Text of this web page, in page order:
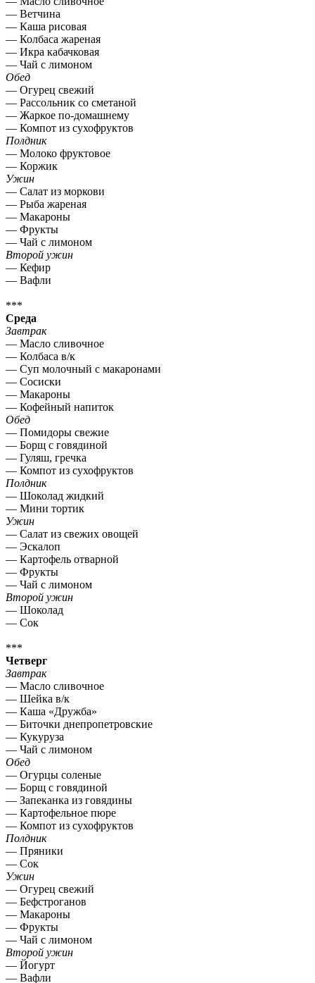
— Ветчина
— Каша рисовая
— Колбаса жареная
— Икра кабачковая
— Чай с лимоном
Обед
— Огурец свежий
— Рассольник со сметаной
— Жаркое по-домашнему
— Компот из сухофруктов
Полдник
— Молоко фруктовое
— Коржик
Ужин
— Салат из моркови
— Рыба жареная
— Макароны
— Фрукты
— Чай с лимоном
Второй ужин
— Кефир
— Вафли
***
Среда
Завтрак
— Масло сливочное
— Колбаса в/к
— Суп молочный с макаронами
— Сосиски
— Макароны
— Кофейный напиток
Обед
— Помидоры свежие
— Борщ с говядиной
— Гуляш, гречка
— Компот из сухофруктов
Полдник
— Шоколад жидкий
— Мини тортик
Ужин
— Салат из свежих овощей
— Эскалоп
— Картофель отварной
— Фрукты
— Чай с лимоном
Второй ужин
— Шоколад
— Сок
***
Четверг
Завтрак
— Масло сливочное
— Шейка в/к
— Каша «Дружба»
— Биточки днепропетровские
— Кукуруза
— Чай с лимоном
Обед
— Огурцы соленые
— Борщ с говядиной
— Запеканка из говядины
— Картофельное пюре
— Компот из сухофруктов
Полдник
— Пряники
— Сок
Ужин
— Огурец свежий
— Бефстроганов
— Макароны
— Фрукты
— Чай с лимоном
Второй ужин
— Йогурт
— Вафли